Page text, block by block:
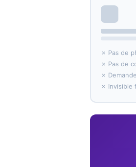
✗ Pas de
✗ Pas de
✗
✗ Invisible